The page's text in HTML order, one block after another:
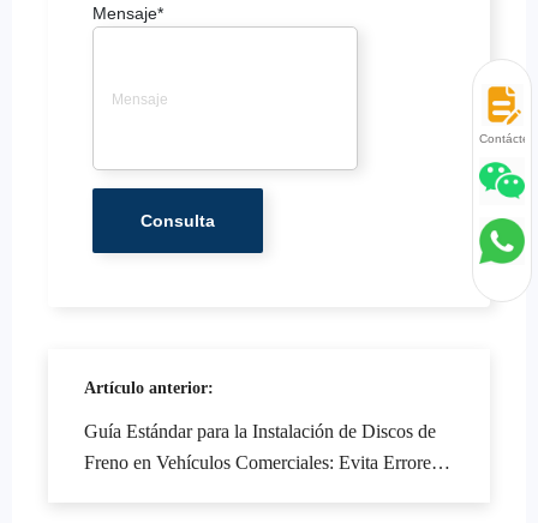
Mensaje*
Artículo anterior:
Guía Estándar para la Instalación de Discos de
Freno en Vehículos Comerciales: Evita Errores y